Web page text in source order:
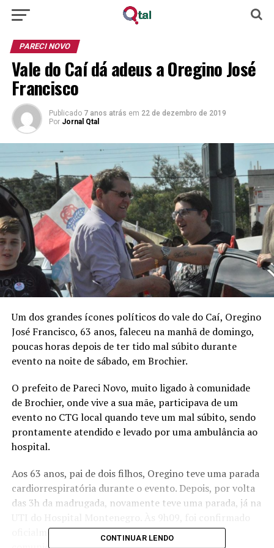
PARECI NOVO
Vale do Caí dá adeus a Oregino José
Francisco
Publicado 7 anos atrás em 22 de dezembro de 2019
Por Jornal Qtal
Um dos grandes ícones políticos do vale do Caí, Oregino
José Francisco, 63 anos, faleceu na manhã de domingo,
poucas horas depois de ter tido mal súbito durante
evento na noite de sábado, em Brochier.
O prefeito de Pareci Novo, muito ligado à comunidade
de Brochier, onde vive a sua mãe, participava de um
evento no CTG local quando teve um mal súbito, sendo
prontamente atendido e levado por uma ambulância ao
hospital.
Aos 63 anos, pai de dois filhos, Oregino teve uma parada
cardiorrespiratória durante o evento. Depois, por volta
das 3h da madrugada, novamente teve uma parada, já na
oficialmente o falecimento, deixando enlutada a
CONTINUAR LENDO